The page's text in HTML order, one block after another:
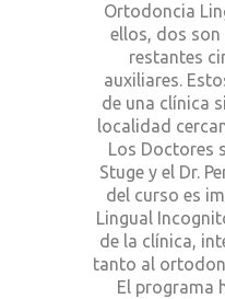
Ortodoncia
ellos, dos
restantes
auxiliares.
de una clínica
localidad
Los Doctores
Stuge y el Dr.
del curso es
Lingual
de la clínica,
tanto al
El programa